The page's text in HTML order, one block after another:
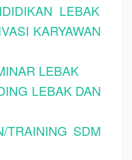
LEBAK
KARYAWAN
LEBAK
LEBAK DAN
TRAINING SDM